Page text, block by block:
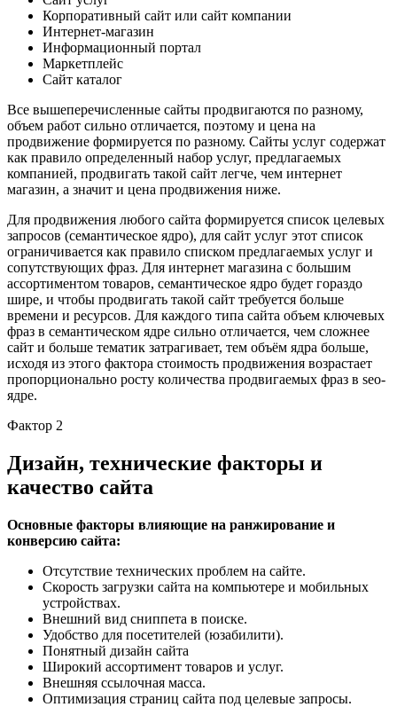
Корпоративный сайт или сайт компании
Интернет-магазин
Информационный портал
Маркетплейс
Сайт каталог
Все вышеперечисленные сайты продвигаются по разному,
объем работ сильно отличается, поэтому и цена на
продвижение формируется по разному. Сайты услуг содержат
как правило определенный набор услуг, предлагаемых
компанией, продвигать такой сайт легче, чем интернет
магазин, а значит и цена продвижения ниже.
Для продвижения любого сайта формируется список целевых
запросов (семантическое ядро), для сайт услуг этот список
ограничивается как правило списком предлагаемых услуг и
сопутствующих фраз. Для интернет магазина с большим
ассортиментом товаров, семантическое ядро будет гораздо
шире, и чтобы продвигать такой сайт требуется больше
времени и ресурсов. Для каждого типа сайта объем ключевых
фраз в семантическом ядре сильно отличается, чем сложнее
сайт и больше тематик затрагивает, тем объём ядра больше,
исходя из этого фактора стоимость продвижения возрастает
пропорционально росту количества продвигаемых фраз в seo-
ядре.
Фактор 2
Дизайн, технические факторы и
качество сайта
Основные факторы влияющие на ранжирование и
конверсию сайта:
Отсутствие технических проблем на сайте.
Скорость загрузки сайта на компьютере и мобильных
устройствах.
Внешний вид сниппета в поиске.
Удобство для посетителей (юзабилити).
Понятный дизайн сайта
Широкий ассортимент товаров и услуг.
Внешняя ссылочная масса.
Оптимизация страниц сайта под целевые запросы.